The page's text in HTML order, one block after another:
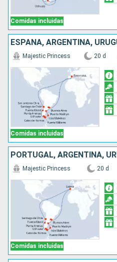
Comidas incluidas
Comidas incluidas
Majestic Princess 20 d
Comidas incluidas
Majestic Princess 20 d